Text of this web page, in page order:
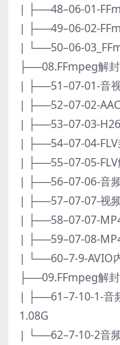
| ├──48–06-01-
| ├──49–06-02-
| └──50–06-
├──08.FFmpeg解
| ├──51–07-01-音
| ├──52–07-02-
| ├──53–07-03-
| ├──54–07-04-
| ├──55–07-05-
| ├──56–07-06-音
| ├──57–07-07-视
| ├──58–07-07-
| ├──59–07-08-
| └──60–7-9-AVIO
├──09.FFmpeg解
| ├──61–7-10-1-音
1.08G
| └──62–7-10-2音